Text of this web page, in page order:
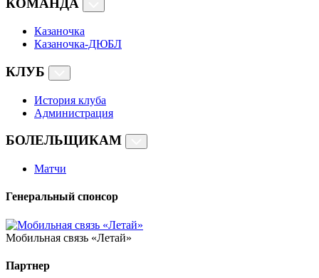
Казаночка
Казаночка-ДЮБЛ
КЛУБ
История клуба
Администрация
БОЛЕЛЬЩИКАМ
Матчи
Генеральный спонсор
Мобильная связь «Летай»
Партнер